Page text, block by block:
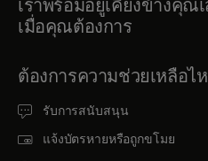
เราพร้อมอยู่เคียงข้างคุณ
เมื่อคุณต้องการ
ต้องการความช่วยเหลือไ
รับการสนับสนุน
แจ้งบัตรหายหรือถูกขโมย